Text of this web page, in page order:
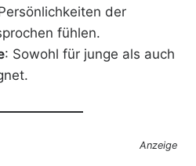
der
fühlen.
: Sowohl für junge als auch
Anzeige